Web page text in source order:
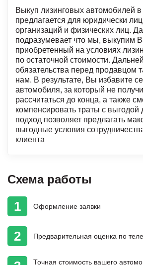
Выкуп лизинговых автомобилей
предлагается для юридически
организаций и физических лиц.
подразумевает что мы, выкупим
приобретенный на условиях
по остаточной стоимости.
обязательства перед продавцом
нам. В результате, Вы избавите
автомобиля, за который не
рассчитаться до конца, а также
компенсировать траты с выгодой
подход позволяет предлагать
выгодные условия
клиента
Схема работы
1 Оформление заявки
2 Предварительная оценка по
Точная стоимость вашего